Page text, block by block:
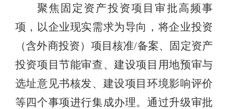
聚焦固定资产投资项目审批高频事
项，以企业现实需求为导向，将企业投资
（含外商投资）项目核准/备案、固定资产
投资项目节能审查、建设项目用地预审与
选址意见书核发、建设项目环境影响评价
等四个事项进行集成办理。通过升级审批